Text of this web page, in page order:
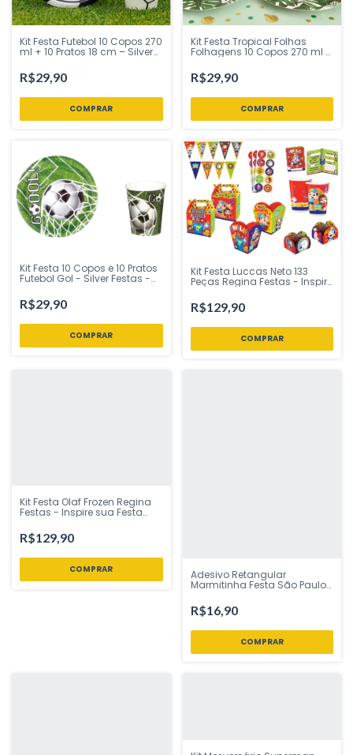
Kit Festa Futebol 10 Copos 270
ml + 10 Pratos 18 cm – Silver
R$29,90
Kit Festa Tropical Folhas
Folhagens 10 Copos 270 ml +
R$29,90
Kit Festa 10 Copos e 10 Pratos
Futebol Gol - Silver Festas -
R$29,90
Kit Festa Luccas Neto 133
Peças Regina Festas - Inspire
R$129,90
Kit Festa Olaf Frozen Regina
Festas - Inspire sua Festa
R$129,90
Adesivo Retangular
Marmitinha Festa São Paulo
Inspire sua Festa Loja
R$16,90